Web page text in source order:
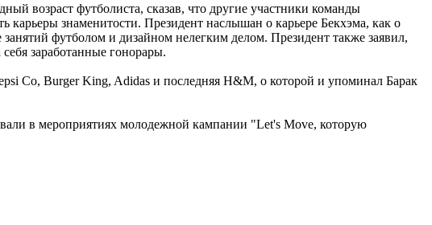
возраст футболиста, сказав, что другие участники команды
карьеры знаменитости. Президент наслышан о карьере Бекхэма, как о
футболом и дизайном нелегким делом. Президент также заявил,
заработанные гонорары.
Co, Burger King, Adidas и последняя H&M, о которой и упоминал Барак
в мероприятиях молодежной кампании "Let's Move, которую